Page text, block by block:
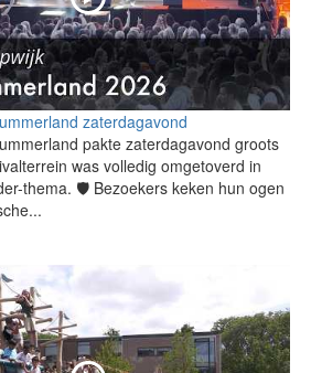
zaterdagavond
pakte zaterdagavond groots
was volledig omgetoverd in
thema. 🛡️ Bezoekers keken hun ogen